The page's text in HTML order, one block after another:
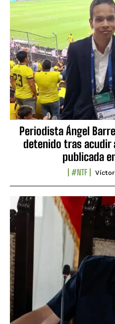
Periodista Ángel
detenido tras acudir
publicada
#NTF